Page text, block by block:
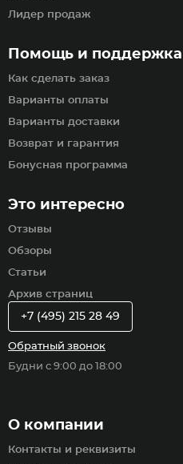
Помощь и поддержка
Как сделать заказ
Варианты оплаты
Варианты доставки
Возврат и гарантия
Бонусная программа
Лидер продаж
Это интересно
Отзывы
Обзоры
Статьи
Архив страниц
О компании
Контакты и реквизиты
+7 (495) 215 28 49
Обратный звонок
Будни с 9:00 до 18:00